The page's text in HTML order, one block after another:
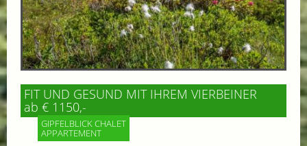
FIT UND GESUND MIT IHREM VIERBEINER
ab € 1150,-
GIPFELBLICK CHALET
APPARTEMENT